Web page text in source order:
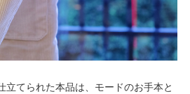
立てられた本品は、モードのお手本と